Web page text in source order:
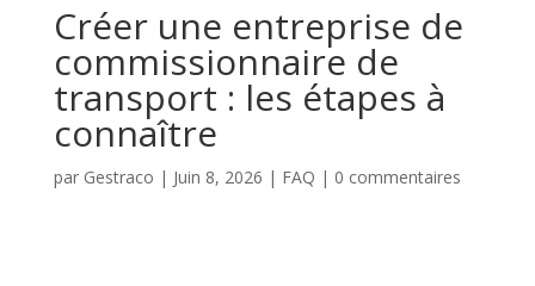
Créer une entreprise de
commissionnaire de
transport : les étapes à
connaître
par Gestraco | Juin 8, 2026 | FAQ | 0 commentaires